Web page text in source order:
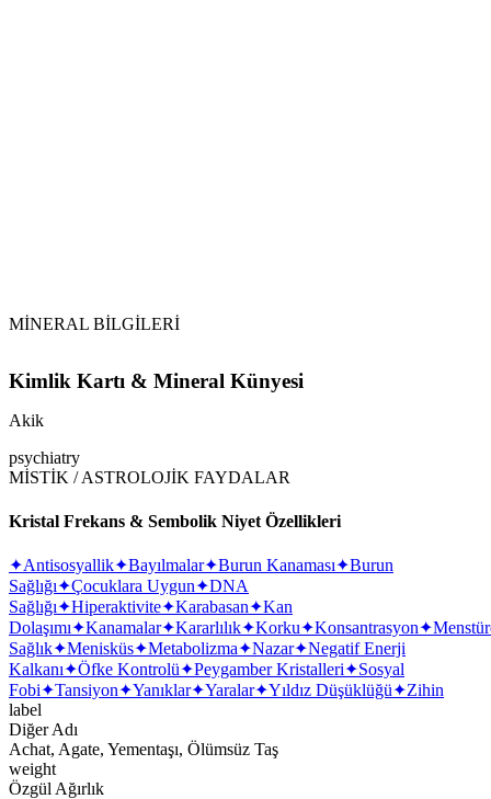
MİNERAL BİLGİLERİ
Kimlik Kartı & Mineral Künyesi
Akik
psychiatry
MİSTİK / ASTROLOJİK FAYDALAR
Kristal Frekans & Sembolik Niyet Özellikleri
✦Antisosyallik✦Bayılmalar✦Burun Kanaması✦Burun
Sağlığı✦Çocuklara Uygun✦DNA
Sağlığı✦Hiperaktivite✦Karabasan✦Kan
Dolaşımı✦Kanamalar✦Kararlılık✦Korku✦Konsantrasyon✦
Sağlık✦Menisküs✦Metabolizma✦Nazar✦Negatif Enerji
Kalkanı✦Öfke Kontrolü✦Peygamber Kristalleri✦Sosyal
Fobi✦Tansiyon✦Yanıklar✦Yaralar✦Yıldız Düşüklüğü✦Zihin
label
Diğer Adı
Achat, Agate, Yementaşı, Ölümsüz Taş
weight
Özgül Ağırlık